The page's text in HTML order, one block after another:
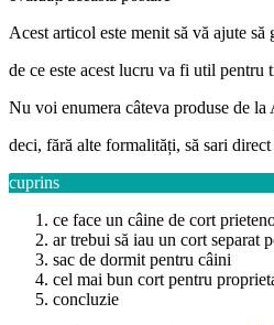
Acest articol este menit să vă ajute
de ce este acest lucru va fi util pentru
Nu voi enumera câteva produse de
deci, fără alte formalități, să sari direct
cuprins
ce face un câine de cort
ar trebui să iau un cort separat
sac de dormit pentru câini
cel mai bun cort pentru
concluzie